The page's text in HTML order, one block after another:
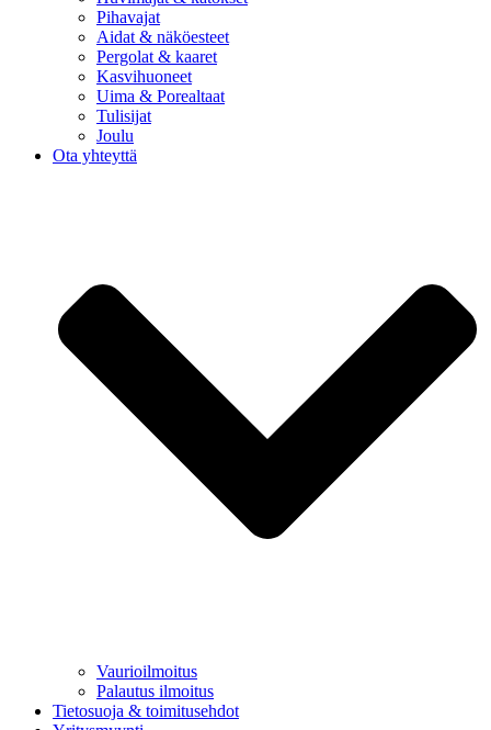
Pihavajat
Aidat & näköesteet
Pergolat & kaaret
Kasvihuoneet
Uima & Porealtaat
Tulisijat
Joulu
Ota yhteyttä
Vaurioilmoitus
Palautus ilmoitus
Tietosuoja & toimitusehdot